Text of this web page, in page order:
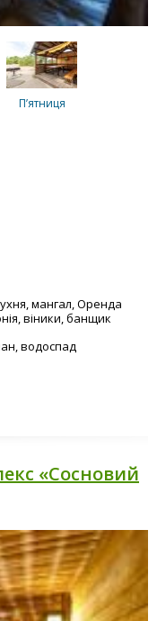
Пʼятниця
мангал, Оренда
віники, банщик
водоспад
«Сосновий